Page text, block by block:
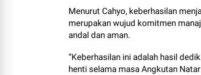
Menurut Cahyo, keberhasilan
merupakan wujud komitmen
andal dan aman.
“Keberhasilan ini adalah hasil
henti selama masa Angkutan